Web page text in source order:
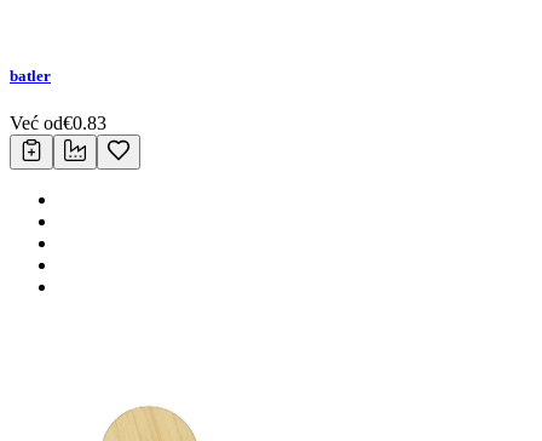
batler
Već od€0.83